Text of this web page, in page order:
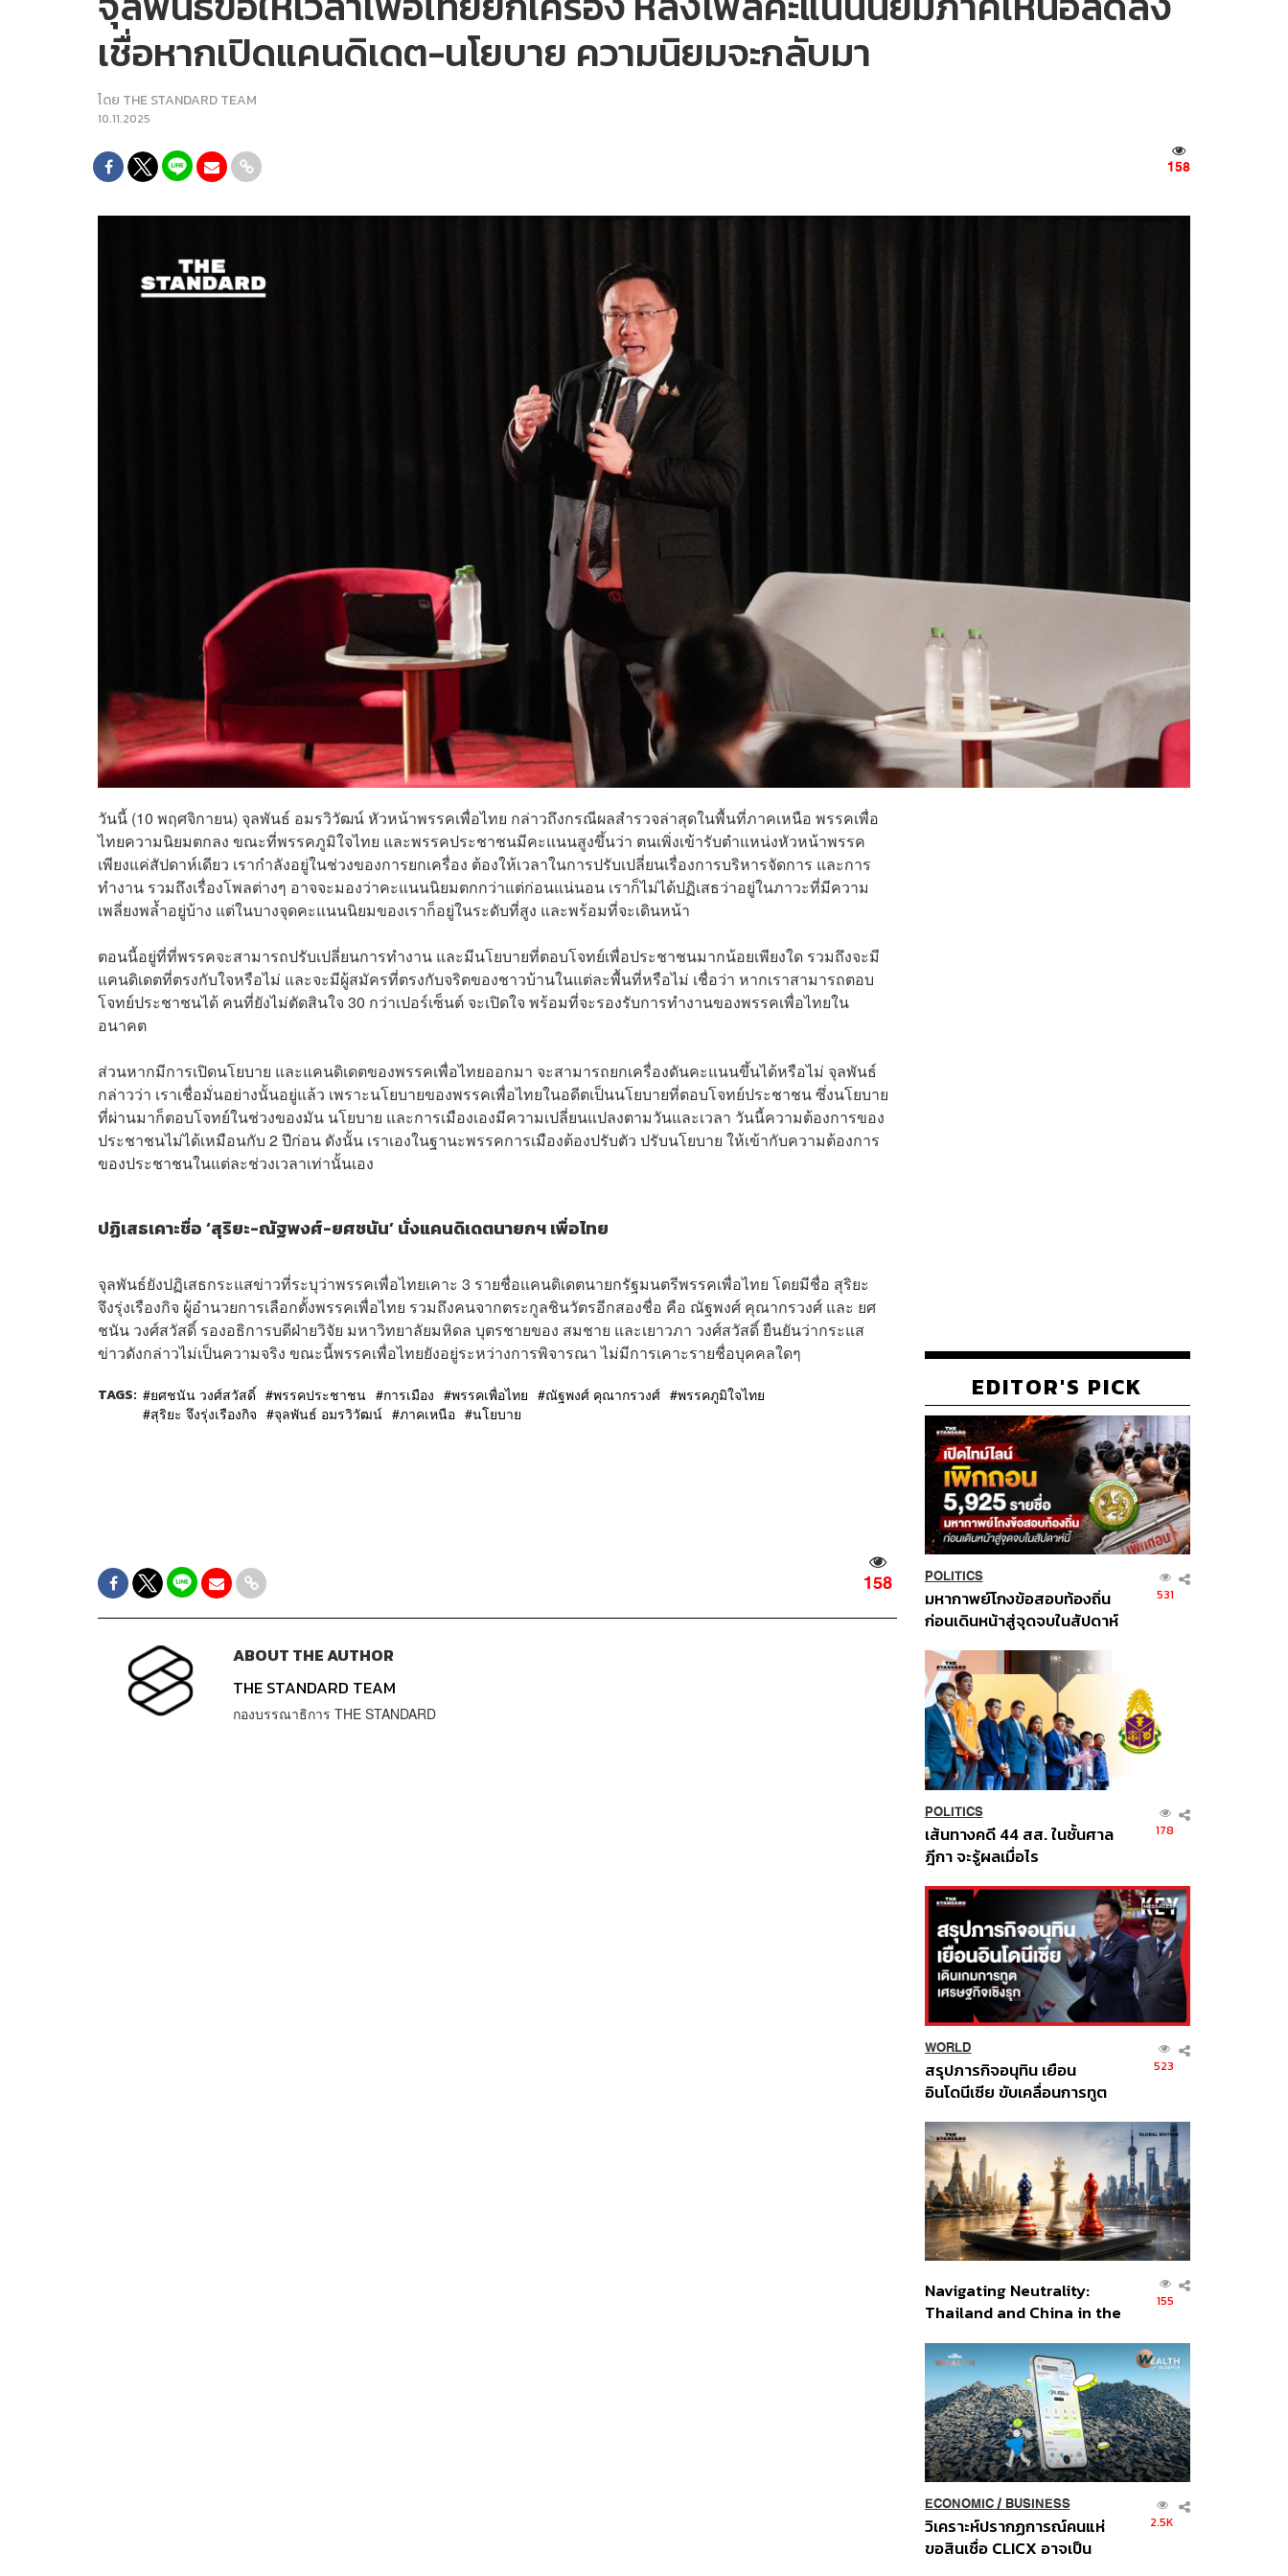
เชื่อหากเปิดแคนดิเดต-นโยบาย ความนิยมจะกลับมา
โดย THE STANDARD TEAM
10.11.2025
158
วันนี้ (10 พฤศจิกายน) จุลพันธ์ อมรวิวัฒน์ หัวหน้าพรรคเพื่อไทย กล่าวถึงกรณีผลสำรวจล่าสุดในพื้นที่ภาคเหนือ พรรคเพื่อ
ไทยความนิยมตกลง ขณะที่พรรคภูมิใจไทย และพรรคประชาชนมีคะแนนสูงขึ้นว่า ตนเพิ่งเข้ารับตำแหน่งหัวหน้าพรรค
เพียงแค่สัปดาห์เดียว เรากำลังอยู่ในช่วงของการยกเครื่อง ต้องให้เวลาในการปรับเปลี่ยนเรื่องการบริหารจัดการ และการ
ทำงาน รวมถึงเรื่องโพลต่างๆ อาจจะมองว่าคะแนนนิยมตกกว่าแต่ก่อนแน่นอน เราก็ไม่ได้ปฏิเสธว่าอยู่ในภาวะที่มีความ
เพลี่ยงพล้ำอยู่บ้าง แต่ในบางจุดคะแนนนิยมของเราก็อยู่ในระดับที่สูง และพร้อมที่จะเดินหน้า
ตอนนี้อยู่ที่ที่พรรคจะสามารถปรับเปลี่ยนการทำงาน และมีนโยบายที่ตอบโจทย์เพื่อประชาชนมากน้อยเพียงใด รวมถึงจะมี
แคนดิเดตที่ตรงกับใจหรือไม่ และจะมีผู้สมัครที่ตรงกับจริตของชาวบ้านในแต่ละพื้นที่หรือไม่ เชื่อว่า หากเราสามารถตอบ
โจทย์ประชาชนได้ คนที่ยังไม่ตัดสินใจ 30 กว่าเปอร์เซ็นต์ จะเปิดใจ พร้อมที่จะรองรับการทำงานของพรรคเพื่อไทยใน
อนาคต
ส่วนหากมีการเปิดนโยบาย และแคนดิเดตของพรรคเพื่อไทยออกมา จะสามารถยกเครื่องดันคะแนนขึ้นได้หรือไม่ จุลพันธ์
กล่าวว่า เราเชื่อมั่นอย่างนั้นอยู่แล้ว เพราะนโยบายของพรรคเพื่อไทยในอดีตเป็นนโยบายที่ตอบโจทย์ประชาชน ซึ่งนโยบาย
ที่ผ่านมาก็ตอบโจทย์ในช่วงของมัน นโยบาย และการเมืองเองมีความเปลี่ยนแปลงตามวันและเวลา วันนี้ความต้องการของ
ประชาชนไม่ได้เหมือนกับ 2 ปีก่อน ดังนั้น เราเองในฐานะพรรคการเมืองต้องปรับตัว ปรับนโยบาย ให้เข้ากับความต้องการ
ของประชาชนในแต่ละช่วงเวลาเท่านั้นเอง
ปฏิเสธเคาะชื่อ ‘สุริยะ-ณัฐพงศ์-ยศชนัน’ นั่งแคนดิเดตนายกฯ เพื่อไทย
จุลพันธ์ยังปฏิเสธกระแสข่าวที่ระบุว่าพรรคเพื่อไทยเคาะ 3 รายชื่อแคนดิเดตนายกรัฐมนตรีพรรคเพื่อไทย โดยมีชื่อ สุริยะ
จึงรุ่งเรืองกิจ ผู้อำนวยการเลือกตั้งพรรคเพื่อไทย รวมถึงคนจากตระกูลชินวัตรอีกสองชื่อ คือ ณัฐพงศ์ คุณากรวงศ์ และ ยศ
ชนัน วงศ์สวัสดิ์ รองอธิการบดีฝ่ายวิจัย มหาวิทยาลัยมหิดล บุตรชายของ สมชาย และเยาวภา วงศ์สวัสดิ์ ยืนยันว่ากระแส
ข่าวดังกล่าวไม่เป็นความจริง ขณะนี้พรรคเพื่อไทยยังอยู่ระหว่างการพิจารณา ไม่มีการเคาะรายชื่อบุคคลใดๆ
TAGS: ยศชนัน วงศ์สวัสดิ์ พรรคประชาชน การเมือง พรรคเพื่อไทย ณัฐพงศ์ คุณากรวงศ์
พรรคภูมิใจไทย
สุริยะ จึงรุ่งเรืองกิจ
จุลพันธ์ อมรวิวัฒน์ ภาคเหนือ นโยบาย
158
ABOUT THE AUTHOR
THE STANDARD TEAM
กองบรรณาธิการ THE STANDARD
EDITOR'S PICK
POLITICS
มหากาพย์โกงข้อสอบท้องถิ่น
ก่อนเดินหน้าสู่จุดจบในสัปดาห์
531
POLITICS
เส้นทางคดี 44 สส. ในชั้นศาล
ฎีกา จะรู้ผลเมื่อไร
178
WORLD
สรุปภารกิจอนุทิน เยือน
อินโดนีเซีย ขับเคลื่อนการทูต
ส่วนยุทธศาสตร์ไทย –
อินโดนีเซีย
523
Navigating Neutrality:
Thailand and China in the
Order
155
ECONOMIC/ BUSINESS
วิเคราะห์ปรากฏการณ์คนแห่
ขอสินเชื่อ CLICX อาจเป็น
2.5K